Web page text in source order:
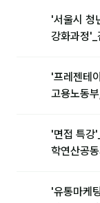
담당자·교육생 피드백
온라인강의 수강 후
'서울시 청
강화과정
'프레젠테
고용노동
'면접 특강
학연산공
'유통마케